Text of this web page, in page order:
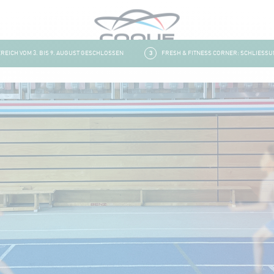
VOM 3. BIS 9. AUGUST GESCHLOSSEN FRESH & FITNESS CORNER: SCHLIESSUNG